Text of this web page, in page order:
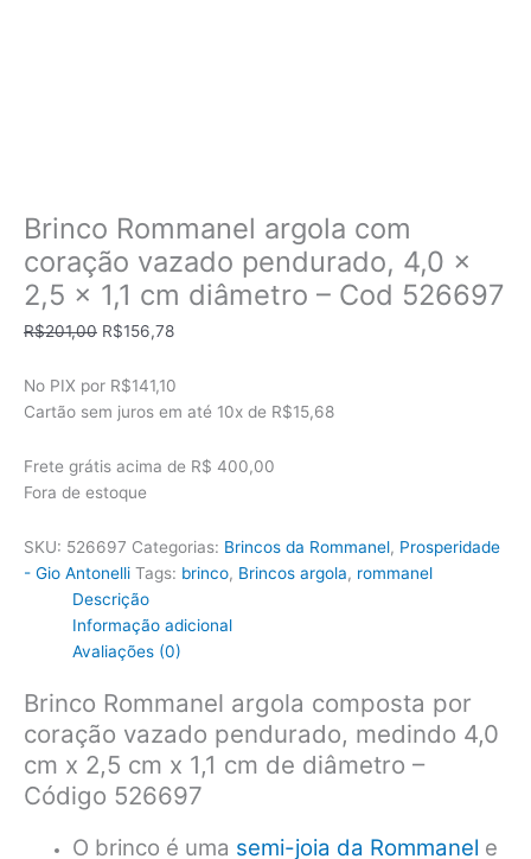
Brinco Rommanel argola com
coração vazado pendurado, 4,0 x
2,5 x 1,1 cm diâmetro – Cod 526697
R$201,00 O
original
era:
R$156,78O
atual
é:
No PIX por R$141,10
Cartão sem juros em até 10x de R$15,68
Frete grátis acima de R$ 400,00
Fora de estoque
SKU: 526697 Categorias: Brincos da Rommanel, Prosperidade
- Gio Antonelli Tags: brinco, Brincos argola, rommanel
Descrição
Informação adicional
Avaliações (0)
Brinco Rommanel argola composta por
coração vazado pendurado, medindo 4,0
cm x 2,5 cm x 1,1 cm de diâmetro –
Código 526697
O brinco é uma semi-joia da Rommanel e